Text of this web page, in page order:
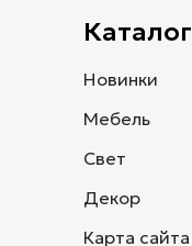
Каталог
Новинки
Мебель
Свет
Декор
Карта сайта